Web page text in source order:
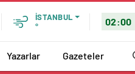
İSTANBUL
°
02:00
Yazarlar Gazeteler